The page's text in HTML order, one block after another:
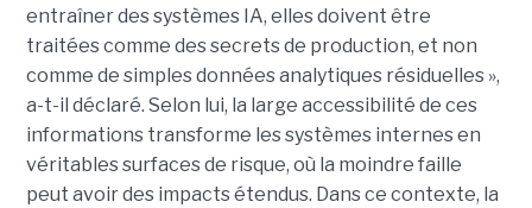
entraîner des systèmes IA, elles doivent être
traitées comme des secrets de production, et non
comme de simples données analytiques résiduelles »,
a-t-il déclaré. Selon lui, la large accessibilité de ces
informations transforme les systèmes internes en
véritables surfaces de risque, où la moindre faille
peut avoir des impacts étendus. Dans ce contexte, la